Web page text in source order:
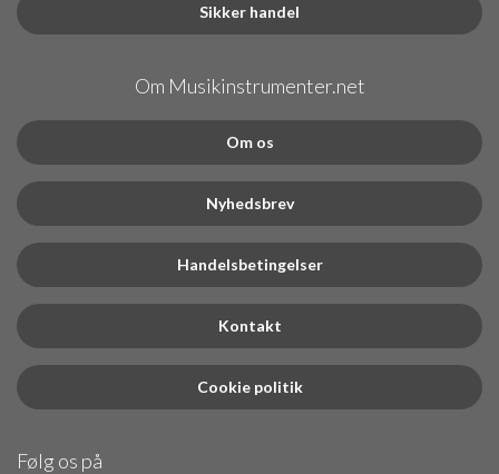
Sikker handel
Om Musikinstrumenter.net
Om os
Nyhedsbrev
Handelsbetingelser
Kontakt
Cookie politik
Følg os på